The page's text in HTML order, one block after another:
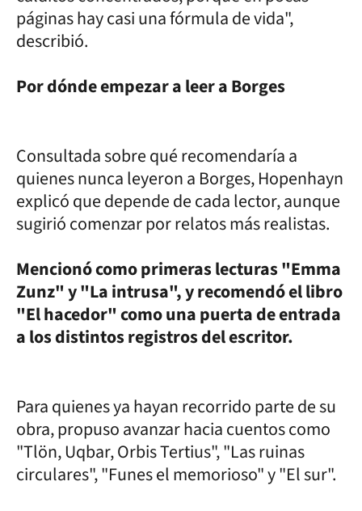
páginas hay casi una fórmula de vida",
describió.
Por dónde empezar a leer a Borges
Consultada sobre qué recomendaría a
quienes nunca leyeron a Borges, Hopenhayn
explicó que depende de cada lector, aunque
sugirió comenzar por relatos más realistas.
Mencionó como primeras lecturas "Emma
Zunz" y "La intrusa", y recomendó el libro
"El hacedor" como una puerta de entrada
a los distintos registros del escritor.
Para quienes ya hayan recorrido parte de su
obra, propuso avanzar hacia cuentos como
"Tlön, Uqbar, Orbis Tertius", "Las ruinas
circulares", "Funes el memorioso" y "El sur".